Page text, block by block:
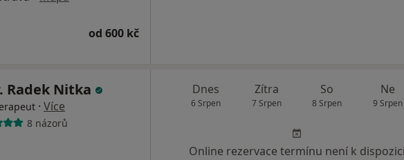
od 600 kč
Radek Nitka
· Více
8 názorů
Dnes
6 Srpen
Zítra
7 Srpen
So
8 Srpen
Ne
9 Srpen
Online rezervace termínu není k dispozici